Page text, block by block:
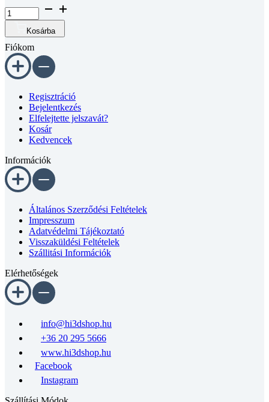
Félgömbfejű
belső
kulcsnyílású
csavar
DIN
7380
10.9
horganyzott
M5x25
mennyiség
Kosárba
Fiókom
Regisztráció
Bejelentkezés
Elfelejtette jelszavát?
Kosár
Kedvencek
Információk
Általános Szerződési Feltételek
Impresszum
Adatvédelmi Tájékoztató
Visszaküldési Feltételek
Szállitási Információk
Elérhetőségek
info@hi3dshop.hu
+36 20 295 5666
www.hi3dshop.hu
Facebook
Instagram